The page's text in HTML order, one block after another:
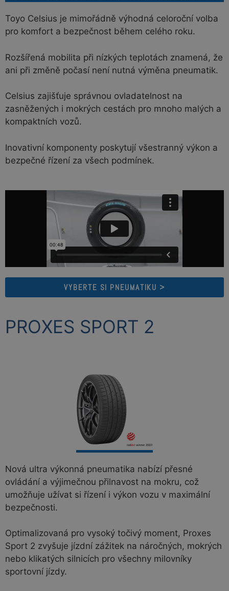
Toyo Celsius je mimořádně výhodná celoroční volba
pro komfort a bezpečnost během celého roku.
Rozšířená mobilita při nízkých teplotách znamená, že
ani při změně počasí není nutná výměna pneumatik.
Celsius zajišťuje správnou ovladatelnost na
zasněžených i mokrých cestách pro mnoho malých a
kompaktních vozů.
Inovativní komponenty poskytují všestranný výkon a
bezpečné řízení za všech podmínek.
VYBERTE SI PNEUMATIKU >
PROXES SPORT 2
Nová ultra výkonná pneumatika nabízí přesné
ovládání a výjimečnou přilnavost na mokru, což
umožňuje užívat si řízení i výkon vozu v maximální
bezpečnosti.
Optimalizovaná pro vysoký točivý moment, Proxes
Sport 2 zvyšuje jízdní zážitek na náročných, mokrých
nebo klikatých silnicích pro všechny milovníky
sportovní jízdy.